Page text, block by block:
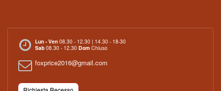
Lun - Ven 08.30 - 12.30 | 14.30 - 18-30
Sab 08.30 - 12.30 Dom Chiuso
foxprice2016@gmail.com